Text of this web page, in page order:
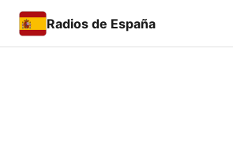
Radios de España